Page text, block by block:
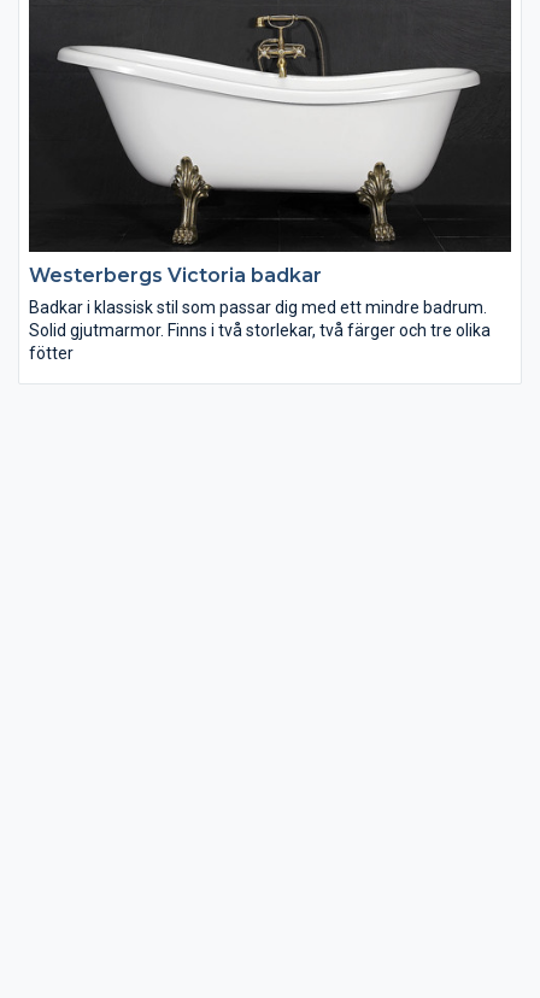
Westerbergs Victoria badkar
Badkar i klassisk stil som passar dig med ett mindre badrum.
Solid gjutmarmor. Finns i två storlekar, två färger och tre olika
fötter